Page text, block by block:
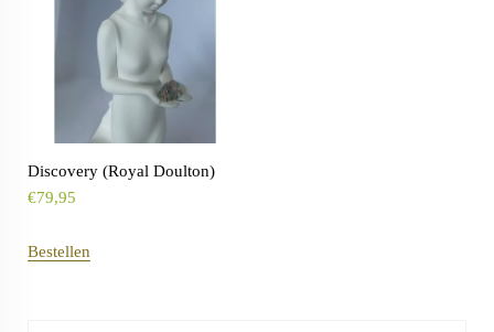
Discovery (Royal Doulton)
€79,95
Bestellen